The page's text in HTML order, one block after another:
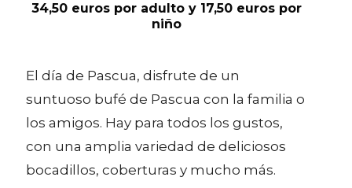
34,50 euros por adulto y 17,50 euros por
niño
El día de Pascua, disfrute de un
suntuoso bufé de Pascua con la familia o
los amigos. Hay para todos los gustos,
con una amplia variedad de deliciosos
bocadillos, coberturas y mucho más.